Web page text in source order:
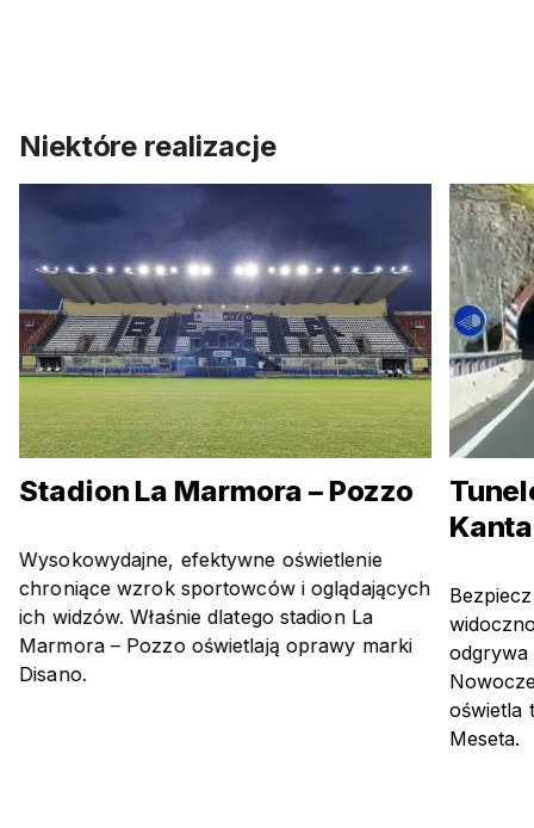
Niektóre realizacje
Stadion La Marmora – Pozzo
Wysokowydajne, efektywne oświetlenie
chroniące wzrok sportowców i oglądających
ich widzów. Właśnie dlatego stadion La
Marmora – Pozzo oświetlają oprawy marki
Disano.
odgrywa
oświetla
Meseta.